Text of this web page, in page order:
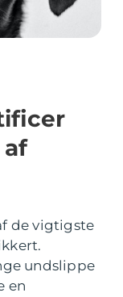
de vigtigste
undslippe
en